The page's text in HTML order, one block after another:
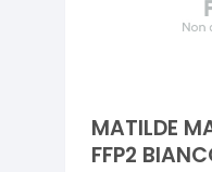
MATILDE
FFP2